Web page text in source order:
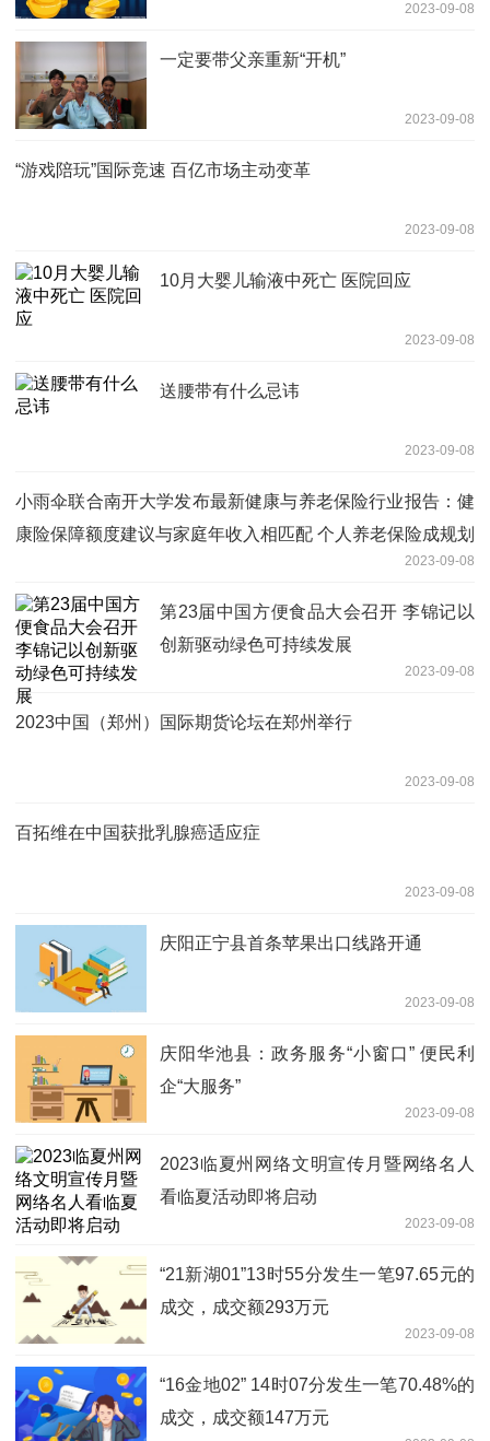
2023-09-08
一定要带父亲重新“开机”
2023-09-08
“游戏陪玩”国际竞速 百亿市场主动变革
2023-09-08
10月大婴儿输液中死亡 医院回应
2023-09-08
送腰带有什么忌讳
2023-09-08
小雨伞联合南开大学发布最新健康与养老保险行业报告：健
康险保障额度建议与家庭年收入相匹配 个人养老保险成规划
2023-09-08
第23届中国方便食品大会召开 李锦记以
创新驱动绿色可持续发展
2023-09-08
2023中国（郑州）国际期货论坛在郑州举行
2023-09-08
百拓维在中国获批乳腺癌适应症
2023-09-08
庆阳正宁县首条苹果出口线路开通
2023-09-08
庆阳华池县：政务服务“小窗口” 便民利
企“大服务”
2023-09-08
2023临夏州网络文明宣传月暨网络名人
看临夏活动即将启动
2023-09-08
“21新湖01”13时55分发生一笔97.65元的
成交，成交额293万元
2023-09-08
“16金地02” 14时07分发生一笔70.48%的
成交，成交额147万元